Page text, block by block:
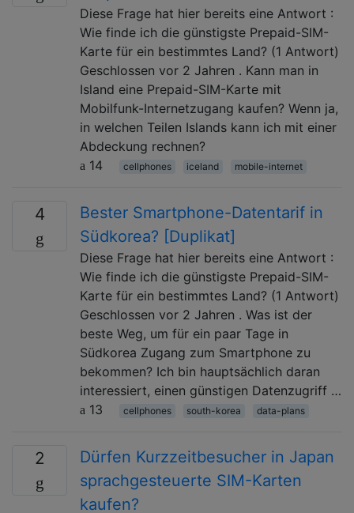
Diese Frage hat hier bereits eine Antwort :
Wie finde ich die günstigste Prepaid-SIM-
Karte für ein bestimmtes Land? (1 Antwort)
Geschlossen vor 2 Jahren . Kann man in
Island eine Prepaid-SIM-Karte mit
Mobilfunk-Internetzugang kaufen? Wenn ja,
in welchen Teilen Islands kann ich mit einer
Abdeckung rechnen?
14
cellphones iceland mobile-internet
4
Bester Smartphone-Datentarif in
Südkorea? [Duplikat]
Diese Frage hat hier bereits eine Antwort :
Wie finde ich die günstigste Prepaid-SIM-
Karte für ein bestimmtes Land? (1 Antwort)
Geschlossen vor 2 Jahren . Was ist der
beste Weg, um für ein paar Tage in
Südkorea Zugang zum Smartphone zu
bekommen? Ich bin hauptsächlich daran
interessiert, einen günstigen Datenzugriff …
13
cellphones south-korea data-plans
2
Dürfen Kurzzeitbesucher in Japan
sprachgesteuerte SIM-Karten
kaufen?